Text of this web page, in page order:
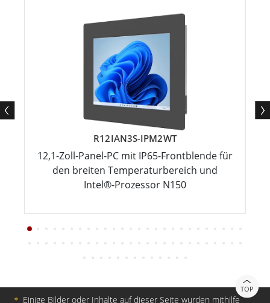
R12IAN3S-IPM2WT
12,1-Zoll-Panel-PC mit IP65-Frontblende für
den breiten Temperaturbereich und
Intel®-Prozessor N150
TOP
＊ Einige Bilder oder Inhalte auf dieser Seite wurden mithilfe